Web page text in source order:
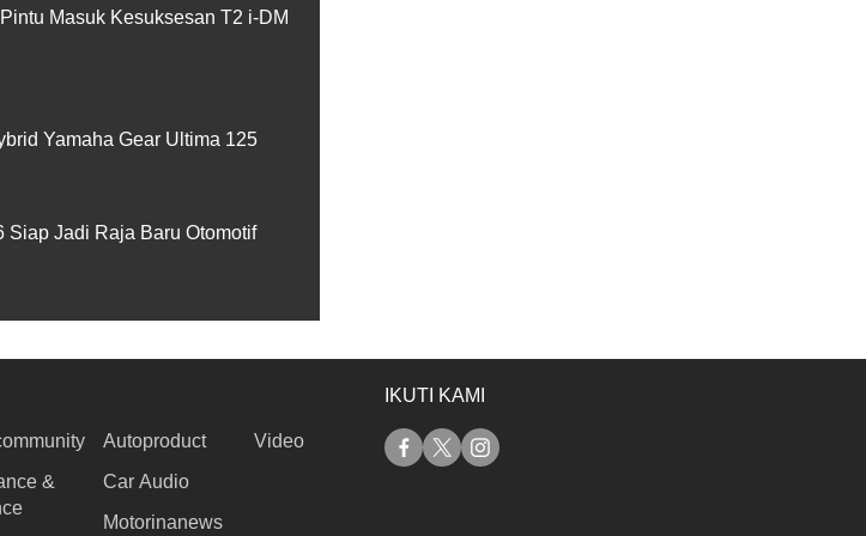
Masuk Kesuksesan T2 i-DM
Yamaha Gear Ultima 125
Siap Jadi Raja Baru Otomotif
&
Autoproduct
Car Audio
Motorinanews
Video
IKUTI KAMI